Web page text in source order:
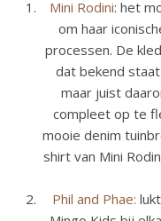
Mini Rodini: het
om haar
processen. De
dat bekend
maar juist
compleet op te
mooie denim
shirt van Mini
Phil and Phae: